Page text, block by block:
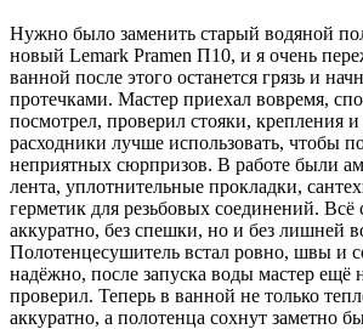
Нужно было заменить старый водяной
новый Lemark Pramen П10, и я очень
ванной после этого останется грязь и
протечками. Мастер приехал вовремя,
посмотрел, проверил стояки, крепления и
расходники лучше использовать, чтобы
неприятных сюрпризов. В работе были
лента, уплотнительные прокладки,
герметик для резьбовых соединений. Всё
аккуратно, без спешки, но и без лишней
Полотенцесушитель встал ровно, швы и
надёжно, после запуска воды мастер ещё
проверил. Теперь в ванной не только
аккуратно, а полотенца сохнут заметно